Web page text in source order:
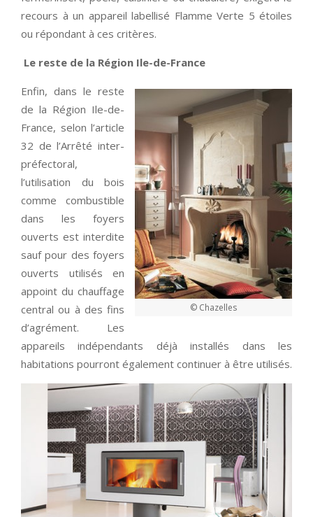
recours à un appareil labellisé Flamme Verte 5 étoiles
ou répondant à ces critères.
Le reste de la Région Ile-de-France
© Chazelles
Enfin, dans le reste
de la Région Ile-de-
France, selon l’article
32 de l’Arrêté inter-
préfectoral,
l’utilisation du bois
comme combustible
dans les foyers
ouverts est interdite
sauf pour des foyers
ouverts utilisés en
appoint du chauffage
central ou à des fins
d’agrément. Les
appareils indépendants déjà installés dans les
habitations pourront également continuer à être utilisés.